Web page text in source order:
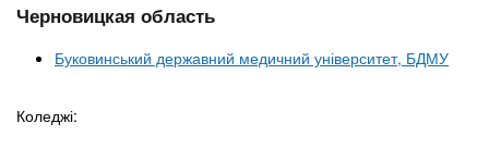
Черновицкая область
Буковинський державний медичний університет, БДМУ
Коледжі: